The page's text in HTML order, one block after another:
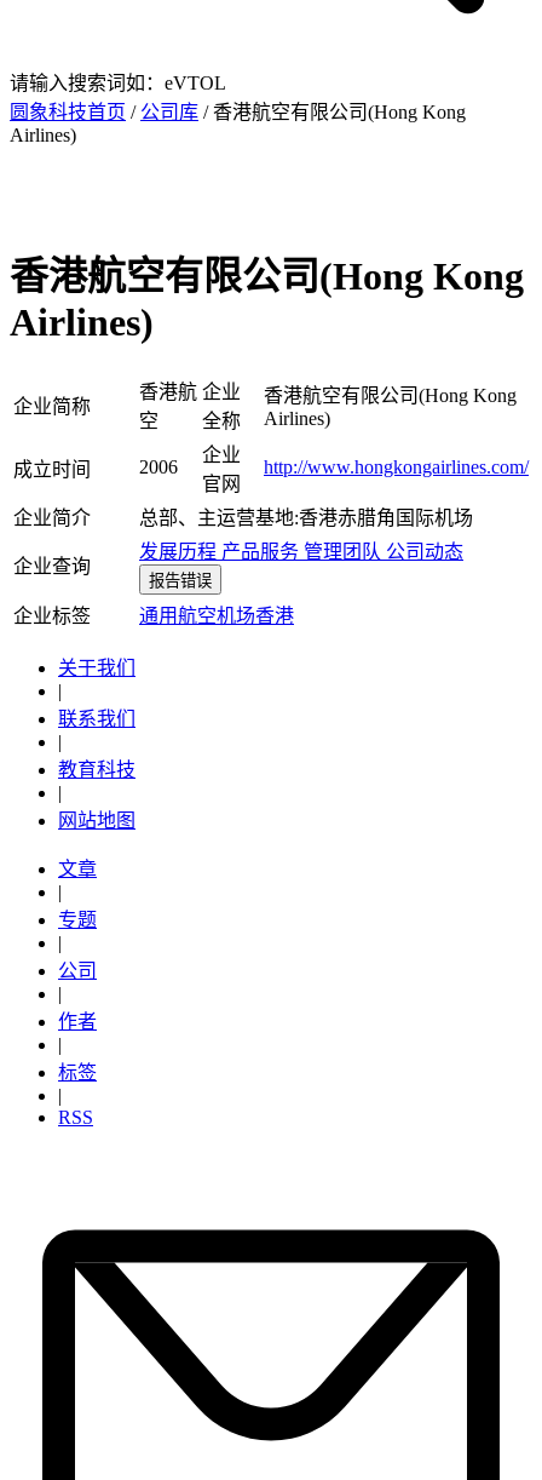
请输入搜索词如：eVTOL
圆象科技首页 / 公司库 / 香港航空有限公司(Hong Kong
Airlines)
香港航空有限公司(Hong Kong
Airlines)
企业简称
香港航
空
企业
全称
香港航空有限公司(Hong Kong
Airlines)
成立时间 2006
企业
官网
http://www.hongkongairlines.com/
企业简介 总部、主运营基地:香港赤腊角国际机场
企业查询
发展历程 产品服务 管理团队 公司动态
报告错误
企业标签 通用航空机场香港
关于我们
|
联系我们
|
教育科技
|
网站地图
文章
|
专题
|
公司
|
作者
|
标签
|
RSS